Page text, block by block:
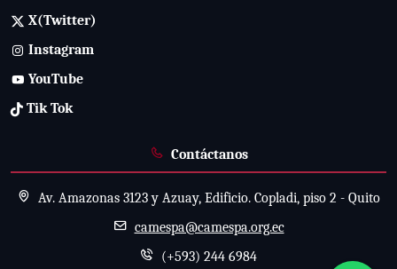
X(Twitter)
Instagram
YouTube
Tik Tok
Contáctanos
Av. Amazonas 3123 y Azuay, Edificio. Copladi, piso 2 - Quito
camespa@camespa.org.ec
(+593) 244 6984